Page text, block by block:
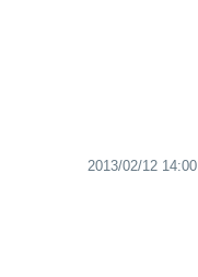
2013/02/12 14:00